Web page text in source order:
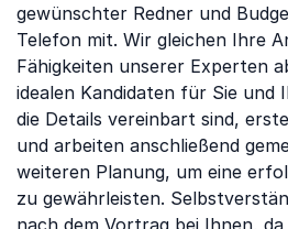
gewünschter Redner und
Telefon mit. Wir gleichen Ihre
Fähigkeiten unserer Experten
idealen Kandidaten für Sie und
die Details vereinbart sind,
und arbeiten anschließend
weiteren Planung, um eine
zu gewährleisten.
nach dem Vortrag bei Ihnen,